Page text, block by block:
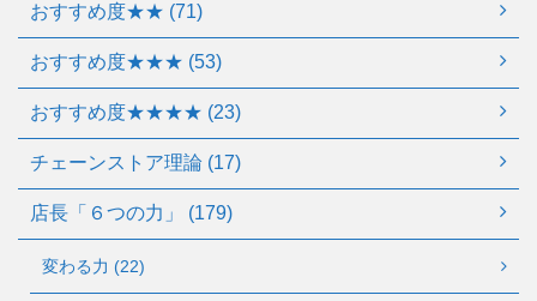
おすすめ度★★ (71)
おすすめ度★★★ (53)
おすすめ度★★★★ (23)
チェーンストア理論 (17)
店長「６つの力」 (179)
変わる力 (22)